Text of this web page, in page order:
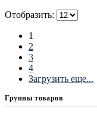
Отобразить:
1
2
3
4
Загрузить еще...
Группы товаров